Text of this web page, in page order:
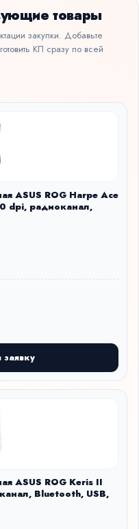
товары
закупки. Добавьте
КП сразу по всей
ASUS ROG Harpe Ace
dpi, радиоканал,
заявку
ASUS ROG Keris II
Bluetooth, USB,